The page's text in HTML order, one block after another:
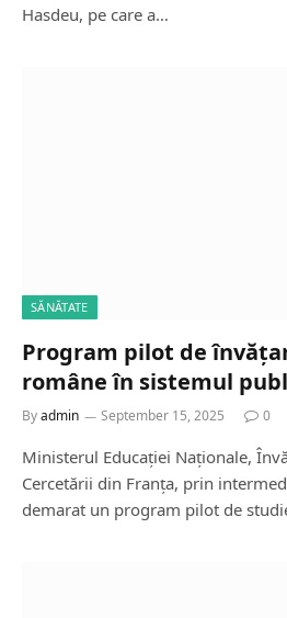
Hasdeu, pe care a…
SĂNĂTATE
Program pilot de
române în sistemul
Byadmin September 15, 2025 0
Ministerul Educației Naționale,
Cercetării din Franța, prin
demarat un program pilot de